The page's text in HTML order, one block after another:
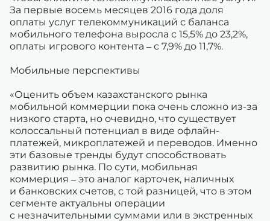
За первые восемь месяцев 2016 года доля
оплаты услуг телекоммуникаций с баланса
мобильного телефона выросла с 15,5% до 23,2%,
оплаты игрового контента – с 7,9% до 11,7%.
Мобильные перспективы
«Оценить объем казахстанского рынка
мобильной коммерции пока очень сложно из-за
низкого старта, но очевидно, что существует
колоссальный потенциал в виде офлайн-
платежей, микроплатежей и переводов. Именно
эти базовые тренды будут способствовать
развитию рынка. По сути, мобильная
коммерция – это аналог карточек, наличных
и банковских счетов, с той разницей, что в этом
сегменте актуальны операции
с незначительными суммами или в экстренных